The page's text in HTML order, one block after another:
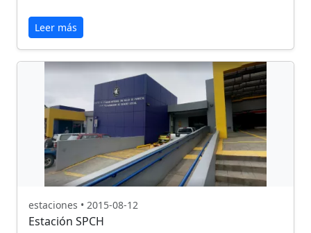
Leer más
estaciones • 2015-08-12
Estación SPCH